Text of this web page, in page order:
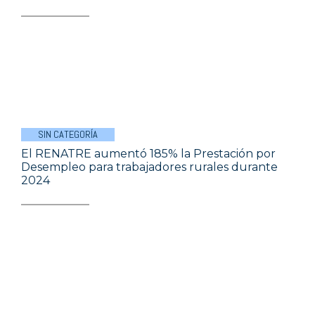
SIN CATEGORÍA
El RENATRE aumentó 185% la Prestación por
Desempleo para trabajadores rurales durante
2024